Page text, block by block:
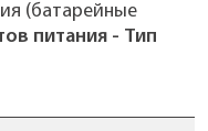
(батарейные
питания - Тип